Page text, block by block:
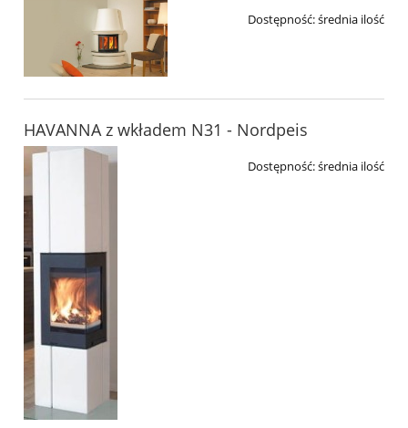
Dostępność:średnia ilość
HAVANNA z wkładem N31 - Nordpeis
Dostępność:średnia ilość